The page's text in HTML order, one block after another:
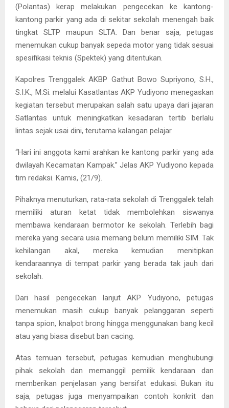
(Polantas) kerap melakukan pengecekan ke kantong-
kantong parkir yang ada di sekitar sekolah menengah baik
tingkat SLTP maupun SLTA. Dan benar saja, petugas
menemukan cukup banyak sepeda motor yang tidak sesuai
spesifikasi teknis (Spektek) yang ditentukan.
Kapolres Trenggalek AKBP Gathut Bowo Supriyono, S.H.,
S.I.K., M.Si. melalui Kasatlantas AKP Yudiyono menegaskan
kegiatan tersebut merupakan salah satu upaya dari jajaran
Satlantas untuk meningkatkan kesadaran tertib berlalu
lintas sejak usai dini, terutama kalangan pelajar.
“Hari ini anggota kami arahkan ke kantong parkir yang ada
dwilayah Kecamatan Kampak.” Jelas AKP Yudiyono kepada
tim redaksi. Kamis, (21/9).
Pihaknya menuturkan, rata-rata sekolah di Trenggalek telah
memiliki aturan ketat tidak membolehkan siswanya
membawa kendaraan bermotor ke sekolah. Terlebih bagi
mereka yang secara usia memang belum memiliki SIM. Tak
kehilangan akal, mereka kemudian menitipkan
kendaraannya di tempat parkir yang berada tak jauh dari
sekolah.
Dari hasil pengecekan lanjut AKP Yudiyono, petugas
menemukan masih cukup banyak pelanggaran seperti
tanpa spion, knalpot brong hingga menggunakan bang kecil
atau yang biasa disebut ban cacing.
Atas temuan tersebut, petugas kemudian menghubungi
pihak sekolah dan memanggil pemilik kendaraan dan
memberikan penjelasan yang bersifat edukasi. Bukan itu
saja, petugas juga menyampaikan contoh konkrit dan